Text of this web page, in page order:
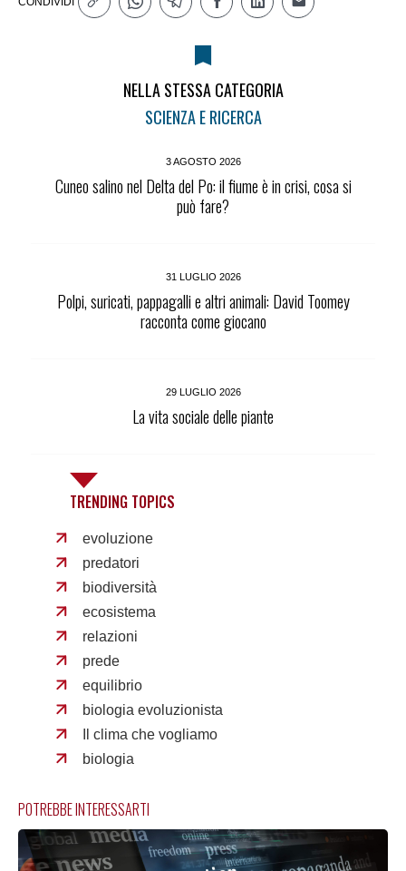
NELLA STESSA CATEGORIA
SCIENZA E RICERCA
3 AGOSTO 2026
Cuneo salino nel Delta del Po: il fiume è in crisi, cosa si
può fare?
31 LUGLIO 2026
Polpi, suricati, pappagalli e altri animali: David Toomey
racconta come giocano
29 LUGLIO 2026
La vita sociale delle piante
TRENDING TOPICS
evoluzione
predatori
biodiversità
ecosistema
relazioni
prede
equilibrio
biologia evoluzionista
Il clima che vogliamo
biologia
POTREBBE INTERESSARTI